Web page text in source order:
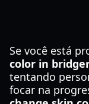
Se você está
color in
tentando
focar na